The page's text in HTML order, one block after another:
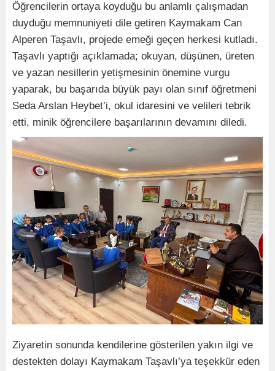
Öğrencilerin ortaya koyduğu bu anlamlı çalışmadan
duyduğu memnuniyeti dile getiren Kaymakam Can
Alperen Taşavlı, projede emeği geçen herkesi kutladı.
Taşavlı yaptığı açıklamada; okuyan, düşünen, üreten
ve yazan nesillerin yetişmesinin önemine vurgu
yaparak, bu başarıda büyük payı olan sınıf öğretmeni
Seda Arslan Heybet’i, okul idaresini ve velileri tebrik
etti, minik öğrencilere başarılarının devamını diledi.
Ziyaretin sonunda kendilerine gösterilen yakın ilgi ve
destekten dolayı Kaymakam Taşavlı’ya teşekkür eden